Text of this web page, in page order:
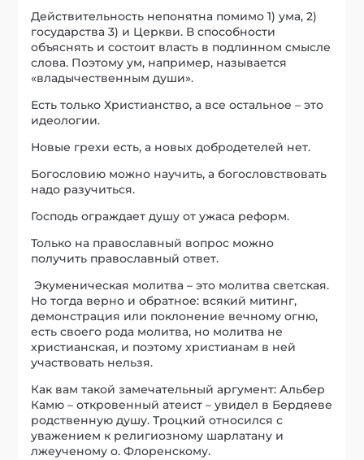
Действительность непонятна помимо 1) ума, 2)
государства 3) и Церкви. В способности
объяснять и состоит власть в подлинном смысле
слова. Поэтому ум, например, называется
«владычественным души».
Есть только Христианство, а все остальное – это
идеологии.
Новые грехи есть, а новых добродетелей нет.
Богословию можно научить, а богословствовать
надо разучиться.
Господь ограждает душу от ужаса реформ.
Только на православный вопрос можно
получить православный ответ.
Экуменическая молитва – это молитва светская.
Но тогда верно и обратное: всякий митинг,
демонстрация или поклонение вечному огню,
есть своего рода молитва, но молитва не
христианская, и поэтому христианам в ней
участвовать нельзя.
Как вам такой замечательный аргумент: Альбер
Камю – откровенный атеист – увидел в Бердяеве
родственную душу. Троцкий относился с
уважением к религиозному шарлатану и
лжеученому о. Флоренскому.